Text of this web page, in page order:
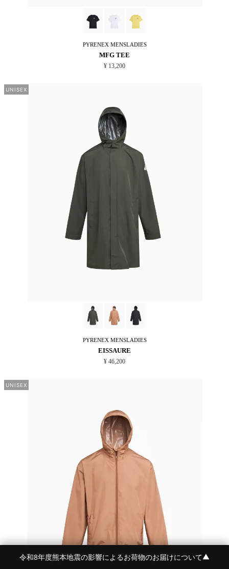
PYRENEXMENSLADIES
MFG TEE
¥ 13,200
UNISEX
PYRENEXMENSLADIES
EISSAURE
¥ 46,200
UNISEX
令和8年度熊本地震の影響によるお荷物のお届けについて▼